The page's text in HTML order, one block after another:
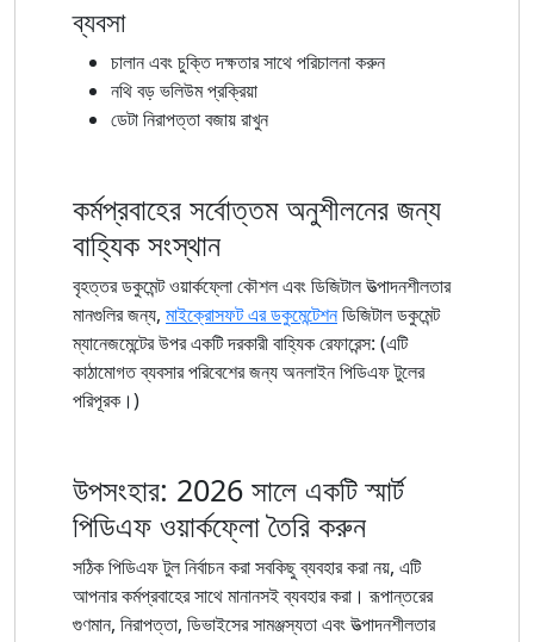
ব্যবসা
চালান এবং চুক্তি দক্ষতার সাথে পরিচালনা করুন
নথি বড় ভলিউম প্রক্রিয়া
ডেটা নিরাপত্তা বজায় রাখুন
কর্মপ্রবাহের সর্বোত্তম অনুশীলনের জন্য
বাহ্যিক সংস্থান
বৃহত্তর ডকুমেন্ট ওয়ার্কফ্লো কৌশল এবং ডিজিটাল উত্পাদনশীলতার
মানগুলির জন্য, মাইক্রোসফট এর ডকুমেন্টেশনডিজিটাল ডকুমেন্ট
ম্যানেজমেন্টের উপর একটি দরকারী বাহ্যিক রেফারেন্স: (এটি
কাঠামোগত ব্যবসার পরিবেশের জন্য অনলাইন পিডিএফ টুলের
পরিপূরক।)
উপসংহার: 2026 সালে একটি স্মার্ট
পিডিএফ ওয়ার্কফ্লো তৈরি করুন
সঠিক পিডিএফ টুল নির্বাচন করা সবকিছু ব্যবহার করা নয়, এটি
আপনার কর্মপ্রবাহের সাথে মানানসই ব্যবহার করা। রূপান্তরের
গুণমান, নিরাপত্তা, ডিভাইসের সামঞ্জস্যতা এবং উত্পাদনশীলতার